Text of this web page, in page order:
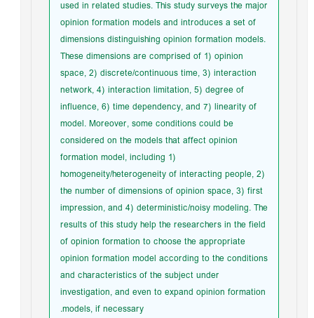
used in related studies. This study surveys the major
opinion formation models and introduces a set of
dimensions distinguishing opinion formation models.
These dimensions are comprised of 1) opinion
space, 2) discrete/continuous time, 3) interaction
network, 4) interaction limitation, 5) degree of
influence, 6) time dependency, and 7) linearity of
model. Moreover, some conditions could be
considered on the models that affect opinion
formation model, including 1)
homogeneity/heterogeneity of interacting people, 2)
the number of dimensions of opinion space, 3) first
impression, and 4) deterministic/noisy modeling. The
results of this study help the researchers in the field
of opinion formation to choose the appropriate
opinion formation model according to the conditions
and characteristics of the subject under
investigation, and even to expand opinion formation
models, if necessary.